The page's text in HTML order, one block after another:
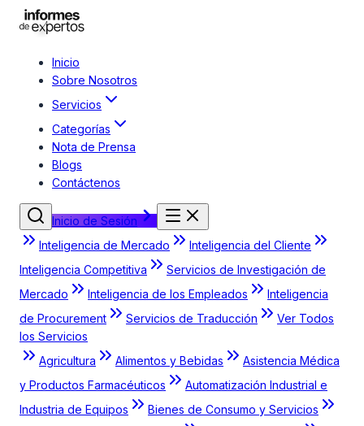
Inicio
Sobre Nosotros
Servicios
Categorías
Nota de Prensa
Blogs
Contáctenos
Inicio de Sesión
Inteligencia de Mercado
Inteligencia del Cliente
Inteligencia Competitiva
Servicios de Investigación de
Mercado
Inteligencia de los Empleados
Inteligencia
de Procurement
Servicios de Traducción
Ver Todos
los Servicios
Agricultura
Alimentos y Bebidas
Asistencia Médica
y Productos Farmacéuticos
Automatización Industrial e
Industria de Equipos
Bienes de Consumo y Servicios